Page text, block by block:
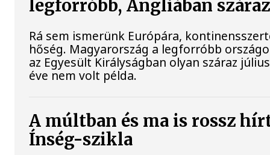
legforróbb, Angliában
Rá sem ismerünk Európára,
hőség. Magyarország a legforróbb
az Egyesült Királyságban olyan száraz
éve nem volt példa.
A múltban és ma is rossz
Ínség-szikla